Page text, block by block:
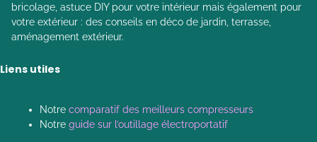
bricolage, astuce DIY pour votre intérieur mais également pour
votre extérieur : des conseils en déco de jardin, terrasse,
aménagement extérieur.
Liens utiles
Notre comparatif des meilleurs compresseurs
Notre guide sur l’outillage électroportatif